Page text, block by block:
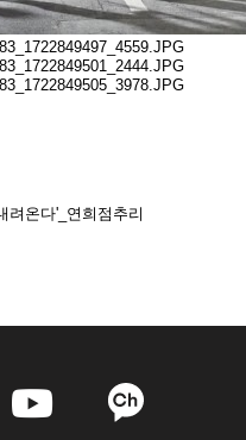
려온다'_연희점추리